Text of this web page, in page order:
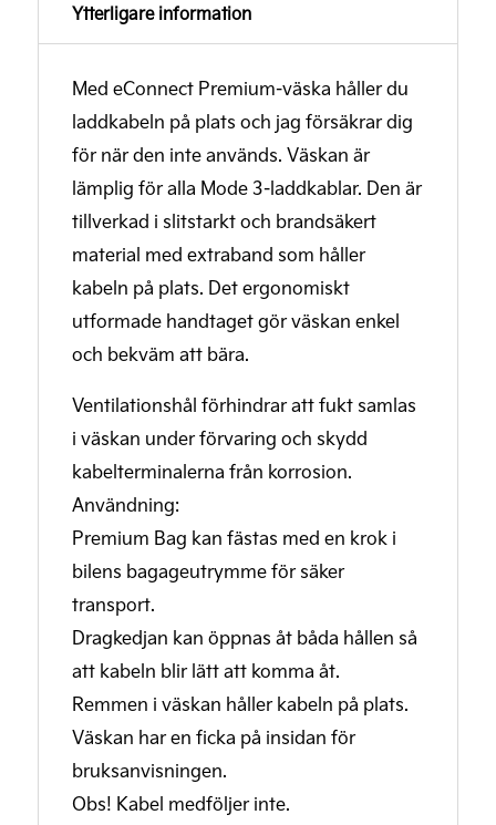
Ytterligare information
Med eConnect Premium-väska håller du
laddkabeln på plats och jag försäkrar dig
för när den inte används. Väskan är
lämplig för alla Mode 3-laddkablar. Den är
tillverkad i slitstarkt och brandsäkert
material med extraband som håller
kabeln på plats. Det ergonomiskt
utformade handtaget gör väskan enkel
och bekväm att bära.
Ventilationshål förhindrar att fukt samlas
i väskan under förvaring och skydd
kabelterminalerna från korrosion.
Användning:
Premium Bag kan fästas med en krok i
bilens bagageutrymme för säker
transport.
Dragkedjan kan öppnas åt båda hållen så
att kabeln blir lätt att komma åt.
Remmen i väskan håller kabeln på plats.
Väskan har en ficka på insidan för
bruksanvisningen.
Obs! Kabel medföljer inte.